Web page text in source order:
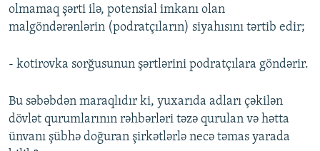
olmamaq şərti ilə, potensial imkanı olan
malgöndərənlərin (podratçıların) siyahısını tərtib edir;
- kotirovka sorğusunun şərtlərini podratçılara göndərir.
Bu səbəbdən maraqlıdır ki, yuxarıda adları çəkilən
dövlət qurumlarının rəhbərləri təzə qurulan və hətta
ünvanı şübhə doğuran şirkətlərlə necə təmas yarada